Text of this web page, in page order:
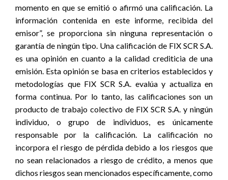
momento en que se emitió o afirmó una calificación. La
información contenida en este informe, recibida del
emisor”, se proporciona sin ninguna representación o
garantía de ningún tipo. Una calificación de FIX SCR S.A.
es una opinión en cuanto a la calidad crediticia de una
emisión. Esta opinión se basa en criterios establecidos y
metodologías que FIX SCR S.A. evalúa y actualiza en
forma continua. Por lo tanto, las calificaciones son un
producto de trabajo colectivo de FIX SCR S.A. y ningún
individuo, o grupo de individuos, es únicamente
responsable por la calificación. La calificación no
incorpora el riesgo de pérdida debido a los riesgos que
no sean relacionados a riesgo de crédito, a menos que
dichos riesgos sean mencionados específicamente, como